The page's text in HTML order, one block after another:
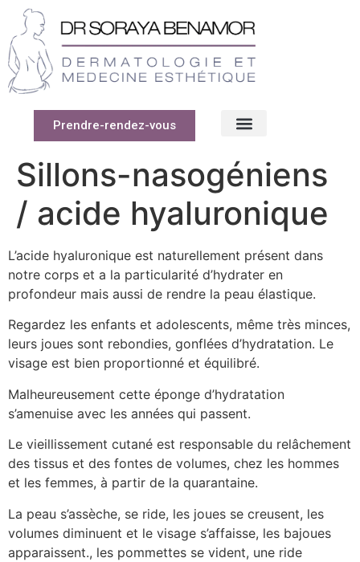
Prendre-rendez-vous
Sillons-nasogéniens
/ acide hyaluronique
L’acide hyaluronique est naturellement présent dans
notre corps et a la particularité d’hydrater en
profondeur mais aussi de rendre la peau élastique.
Regardez les enfants et adolescents, même très minces,
leurs joues sont rebondies, gonflées d’hydratation. Le
visage est bien proportionné et équilibré.
Malheureusement cette éponge d’hydratation
s’amenuise avec les années qui passent.
Le vieillissement cutané est responsable du relâchement
des tissus et des fontes de volumes, chez les hommes
et les femmes, à partir de la quarantaine.
La peau s’assèche, se ride, les joues se creusent, les
volumes diminuent et le visage s’affaisse, les bajoues
apparaissent., les pommettes se vident, une ride